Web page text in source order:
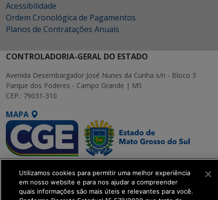
Acessibilidade
Ordem Cronológica de Pagamentos
Planos de Contratações Anuais
CONTROLADORIA-GERAL DO ESTADO
Avenida Desembargador José Nunes da Cunha s/n - Bloco 3
Parque dos Poderes - Campo Grande | MS
CEP.: 79031-310
MAPA
SETDIG | Secretaria-
Executiva de
Transformação Digital
Utilizamos cookies para permitir uma melhor experiência
em nosso website e para nos ajudar a compreender
quais informações são mais úteis e relevantes para você.